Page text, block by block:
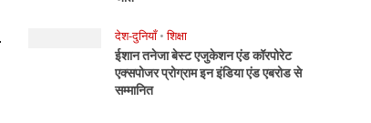
देश-दुनियाँ • शिक्षा
ईशान तनेजा बेस्ट एजुकेशन एंड कॉरपोरेट
एक्सपोजर प्रोग्राम इन इंडिया एंड एबरोड से
सम्मानित